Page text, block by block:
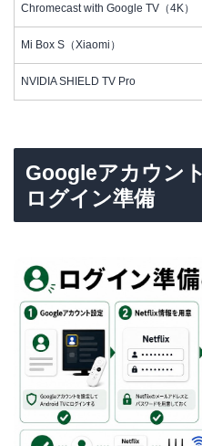
Chromecast with Google TV（4K）
Mi Box S（Xiaomi）
NVIDIA SHIELD TV Pro
Googleアカウン
ログイン準備